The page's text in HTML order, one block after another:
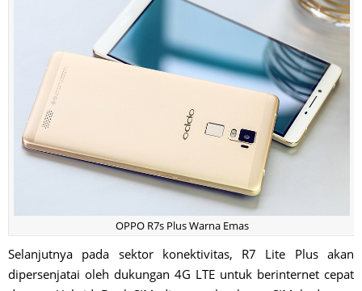
OPPO R7s Plus Warna Emas
Selanjutnya pada sektor konektivitas, R7 Lite Plus akan
dipersenjatai oleh dukungan 4G LTE untuk berinternet cepat